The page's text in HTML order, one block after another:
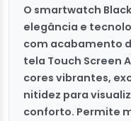
O smartwatch Black
elegância e
com acabamento
tela Touch Screen
cores vibrantes,
nitidez para
conforto. Permite